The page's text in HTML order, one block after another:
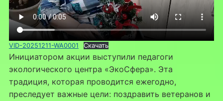
VID-20251211-WA0001 Скачать
Инициатором акции выступили педагоги
экологического центра «ЭкоСфера». Эта
традиция, которая проводится ежегодно,
преследует важные цели: поздравить ветеранов и